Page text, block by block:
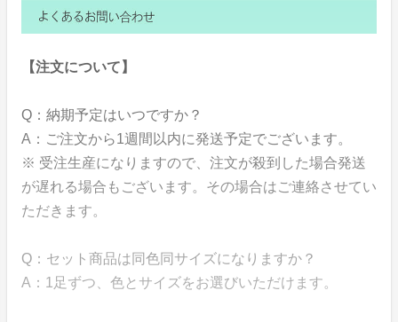
【注文について】
Q：納期予定はいつですか？
A：ご注文から1週間以内に発送予定でございます。
※ 受注生産になりますので、注文が殺到した場合発送
が遅れる場合もございます。その場合はご連絡させてい
ただきます。
Q：セット商品は同色同サイズになりますか？
A：1足ずつ、色とサイズをお選びいただけます。